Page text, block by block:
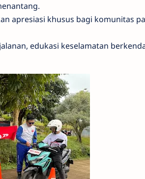
apresiasi khusus bagi komunitas
edukasi keselamatan